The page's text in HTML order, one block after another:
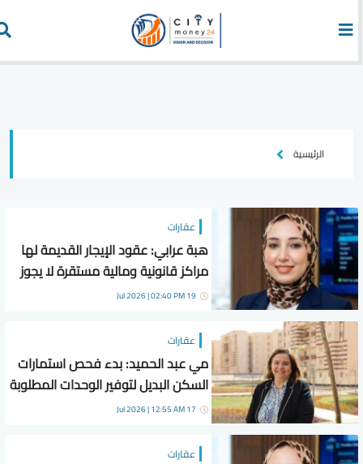
الرئيسية
عقارات
هبة عرابي: عقود الإيجار القديمة لها
مراكز قانونية ومالية مستقرة لا يجوز
المساس بها
19 Jul 2026 | 02:40 PM
عقارات
مي عبد الحميد: بدء فحص استمارات
السكن البديل لتوفير الوحدات المطلوبة
17 Jul 2026 | 12:55 AM
عقارات